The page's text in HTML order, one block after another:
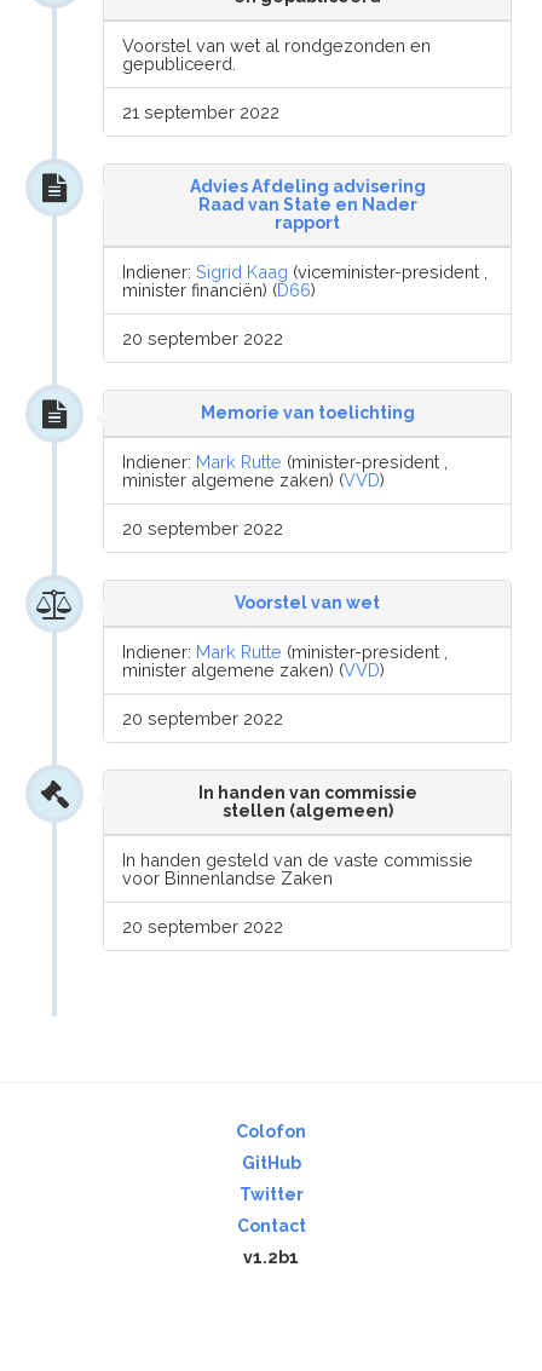
Voorstel van wet al rondgezonden en
gepubliceerd.
21 september 2022
Advies Afdeling advisering
Raad van State en Nader
rapport
Indiener:Sigrid Kaag (viceminister-president ,
minister financiën) (D66)
20 september 2022
Memorie van toelichting
Indiener: Mark Rutte (minister-president ,
minister algemene zaken) (VVD)
20 september 2022
Voorstel van wet
Indiener: Mark Rutte (minister-president ,
minister algemene zaken) (VVD)
20 september 2022
In handen van commissie
stellen (algemeen)
In handen gesteld van de vaste commissie
voor Binnenlandse Zaken
20 september 2022
Colofon
GitHub
Twitter
Contact
v1.2b1